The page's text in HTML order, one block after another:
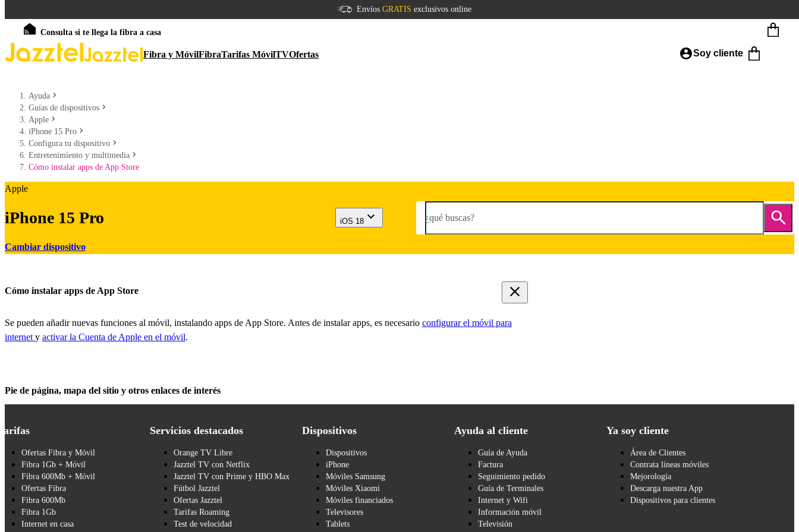
Envíos GRATIS exclusivos online
Consulta si te llega la fibra a casa
Fibra y MóvilFibraTarifas MóvilTVOfertas Soy cliente
Ayuda
Guías de dispositivos
Apple
iPhone 15 Pro
Configura tu dispositivo
Entretenimiento y multimedia
Cómo instalar apps de App Store
Apple
iPhone 15 Pro
Cambiar dispositivo
iOS 18 ¿qué buscas?
Cómo instalar apps de App Store
Se pueden añadir nuevas funciones al móvil, instalando apps de App Store. Antes de instalar apps, es necesario configurar el móvil para
internet y activar la Cuenta de Apple en el móvil.
Pie de página, mapa del sitio y otros enlaces de interés
Ofertas Fibra y Móvil
Fibra 1Gb + Móvil
Fibra 600Mb + Móvil
Ofertas Fibra
Fibra 600Mb
Fibra 1Gb
Internet en casa
Servicios destacados
Orange TV Libre
Jazztel TV con Netflix
Jazztel TV con Prime y HBO Max
Fútbol Jazztel
Ofertas Jazztel
Tarifas Roaming
Test de velocidad
Dispositivos
Dispositivos
iPhone
Móviles Samsung
Móviles Xiaomi
Móviles financiados
Televisores
Tablets
Ayuda al cliente
Guía de Ayuda
Factura
Seguimiento pedido
Guía de Terminales
Internet y Wifi
Información móvil
Televisión
Ya soy cliente
Área de Clientes
Contrata líneas móviles
Mejorología
Descarga nuestra App
Dispositivos para clientes